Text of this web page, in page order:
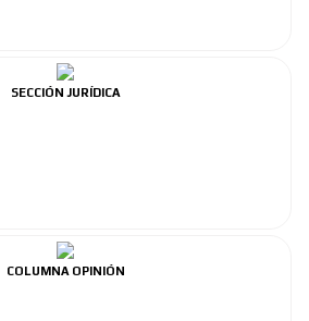
SECCIÓN JURÍDICA
COLUMNA OPINIÓN